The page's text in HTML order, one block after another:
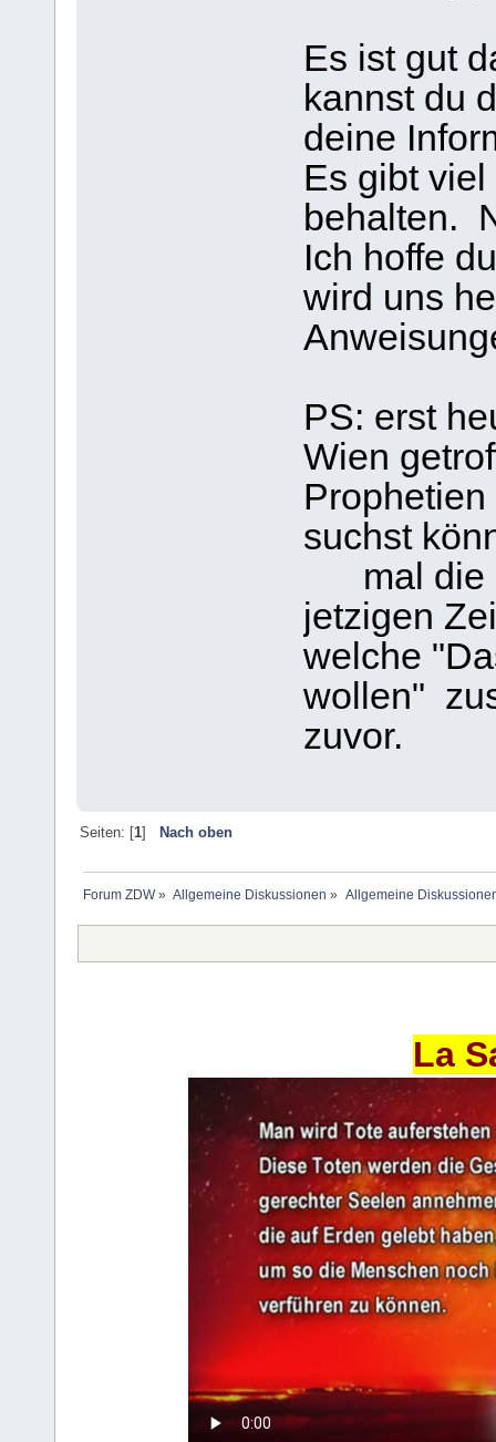
Es ist gut
kannst du
deine
Es gibt
behalten.
Ich hoffe
wird uns
PS: erst
Wien
suchst
mal die
jetzigen
welche
wollen"
zuvor.
Seiten: [1] Nach oben
Forum ZDW» Allgemeine Diskussionen » Allgemeine
La